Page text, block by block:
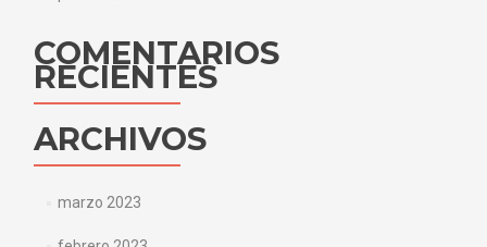
COMENTARIOS
RECIENTES
ARCHIVOS
marzo 2023